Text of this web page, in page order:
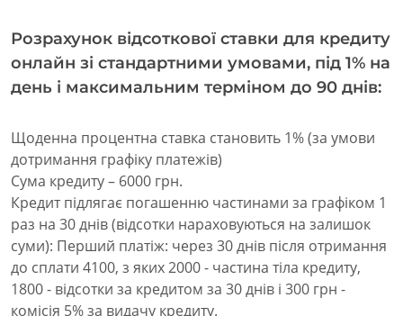
Розрахунок відсоткової ставки для кредиту
онлайн зі стандартними умовами, під 1% на
день і максимальним терміном до 90 днів:
Щоденна процентна ставка становить 1% (за умови
дотримання графіку платежів)
Сума кредиту – 6000 грн.
Кредит підлягає погашенню частинами за графіком 1
раз на 30 днів (відсотки нараховуються на залишок
суми): Перший платіж: через 30 днів після отримання
до сплати 4100, з яких 2000 - частина тіла кредиту,
1800 - відсотки за кредитом за 30 днів і 300 грн -
комісія 5% за видачу кредиту.